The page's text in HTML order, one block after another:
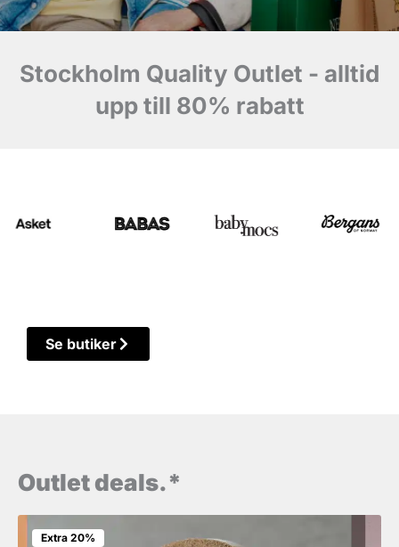
Stockholm Quality Outlet - alltid
upp till 80% rabatt
Se butiker
Outlet deals.*
Extra 20%